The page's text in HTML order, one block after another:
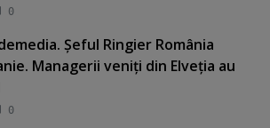
0
Şeful Ringier România
Managerii veniţi din Elveţia au
0